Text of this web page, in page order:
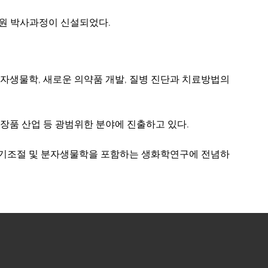
박사과정이 신설되었다.
생물학, 새로운 의약품 개발, 질병 진단과 치료방법의
품 산업 등 광범위한 분야에 진출하고 있다.
조절 및 분자생물학을 포함하는 생화학연구에 전념하